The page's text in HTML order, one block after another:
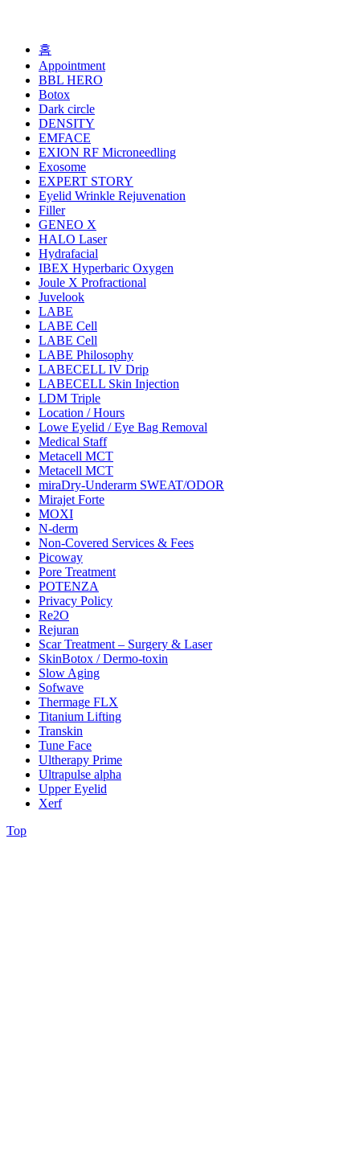
홈
Appointment
BBL HERO
Botox
Dark circle
DENSITY
EMFACE
EXION RF Microneedling
Exosome
EXPERT STORY
Eyelid Wrinkle Rejuvenation
Filler
GENEO X
HALO Laser
Hydrafacial
IBEX Hyperbaric Oxygen
Joule X Profractional
Juvelook
LABE
LABE Cell
LABE Cell
LABE Philosophy
LABECELL IV Drip
LABECELL Skin Injection
LDM Triple
Location / Hours
Lowe Eyelid / Eye Bag Removal
Medical Staff
Metacell MCT
Metacell MCT
miraDry-Underarm SWEAT/ODOR
Mirajet Forte
MOXI
N-derm
Non-Covered Services & Fees
Picoway
Pore Treatment
POTENZA
Privacy Policy
Re2O
Rejuran
Scar Treatment – Surgery & Laser
SkinBotox / Dermo-toxin
Slow Aging
Sofwave
Thermage FLX
Titanium Lifting
Transkin
Tune Face
Ultherapy Prime
Ultrapulse alpha
Upper Eyelid
Xerf
Top